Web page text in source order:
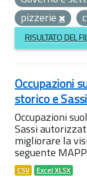
pizzerie
RISULTATO DEL
Occupazioni
storico e Sassi
Occupazioni
Sassi
migliorare la
seguente
CSV Excel XLSX